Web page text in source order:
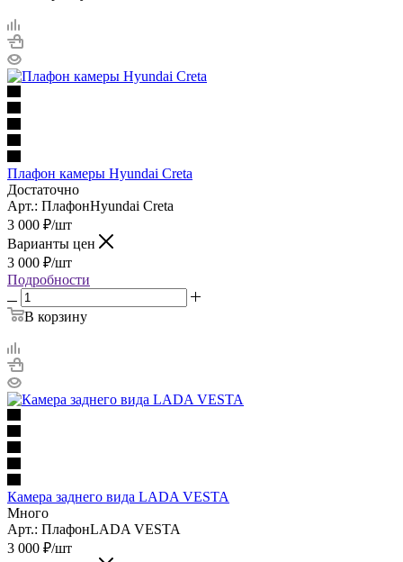
Плафон камеры Hyundai Creta
Достаточно
Арт.: ПлафонHyundai Creta
3 000 ₽/шт
Варианты цен
3 000 ₽/шт
Подробности
В корзину
Камера заднего вида LADA VESTA
Много
Арт.: ПлафонLADA VESTA
3 000 ₽/шт